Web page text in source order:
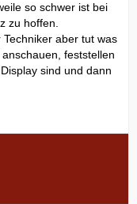
so schwer ist bei
zu hoffen.
aber tut was
feststellen
sind und dann